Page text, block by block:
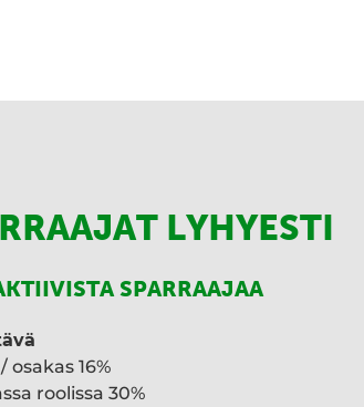
LYHYESTI
SPARRAAJAA
osakas 16%
roolissa 30%